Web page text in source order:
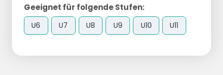
Geeignet für folgende Stufen:
U6 U7 U8 U9 U10 U11